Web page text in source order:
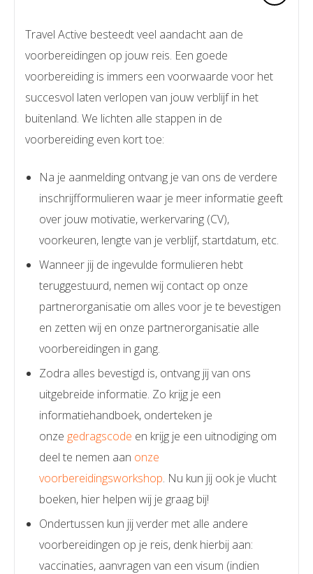
Travel Active besteedt veel aandacht aan de
voorbereidingen op jouw reis. Een goede
voorbereiding is immers een voorwaarde voor het
succesvol laten verlopen van jouw verblijf in het
buitenland. We lichten alle stappen in de
voorbereiding even kort toe:
Na je aanmelding ontvang je van ons de verdere
inschrijfformulieren waar je meer informatie geeft
over jouw motivatie, werkervaring (CV),
voorkeuren, lengte van je verblijf, startdatum, etc.
Wanneer jij de ingevulde formulieren hebt
teruggestuurd, nemen wij contact op onze
partnerorganisatie om alles voor je te bevestigen
en zetten wij en onze partnerorganisatie alle
voorbereidingen in gang.
Zodra alles bevestigd is, ontvang jij van ons
uitgebreide informatie. Zo krijg je een
informatiehandboek, onderteken je
onze gedragscode en krijg je een uitnodiging om
deel te nemen aan onze
voorbereidingsworkshop. Nu kun jij ook je vlucht
boeken, hier helpen wij je graag bij!
Ondertussen kun jij verder met alle andere
voorbereidingen op je reis, denk hierbij aan:
vaccinaties, aanvragen van een visum (indien